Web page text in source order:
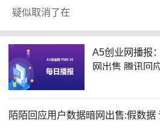
疑似取消了在
A5创业网播报
网出售 腾讯回
陌陌回应用户数据暗网出售:假数据